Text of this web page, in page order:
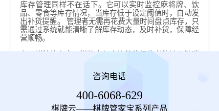
库存管理同样不在话下。它可以实时监控麻将牌、饮
品、零食等库存情况，当库存低于设定阈值时，自动发
出补货提醒。 管理者无需再花费大量时间盘点库存，只
需通过系统就能清晰了解库存动态，及时补货，保障经
营顺畅。​
质与拓展业务上。 它不仅提高了管理效率，降低了运营
成本，还能通过数据统计分析，为经营决策提供有力支
出，实现更高效、更智能的经营。不妨尝试一下，让棋
牌管家宝成为您事业腾飞的得力助手。
咨询电话
400-6068-629
棋牌云——棋牌管家宝系列产品